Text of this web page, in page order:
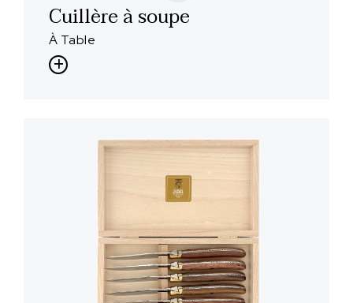
Cuillère à soupe
À Table